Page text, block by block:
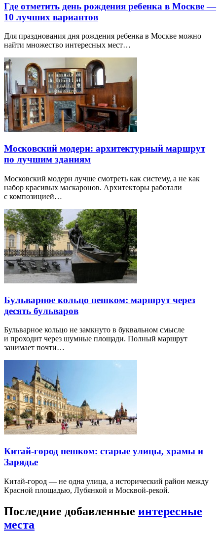
Где отметить день рождения ребенка в Москве —
10 лучших вариантов
Для празднования дня рождения ребенка в Москве можно
найти множество интересных мест…
Московский модерн: архитектурный маршрут
по лучшим зданиям
Московский модерн лучше смотреть как систему, а не как
набор красивых маскаронов. Архитекторы работали
с композицией…
Бульварное кольцо пешком: маршрут через
десять бульваров
Бульварное кольцо не замкнуто в буквальном смысле
и проходит через шумные площади. Полный маршрут
занимает почти…
Китай-город пешком: старые улицы, храмы и
Зарядье
Китай-город — не одна улица, а исторический район между
Красной площадью, Лубянкой и Москвой-рекой.
Последние добавленные интересные
места